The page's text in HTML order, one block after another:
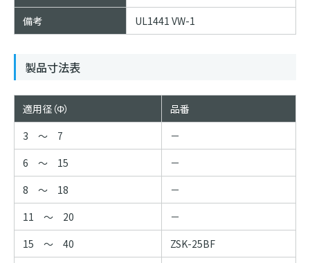
備考
UL1441 VW-1
製品寸法表
適用径（Φ）
品番
3 ～ 7
－
6 ～ 15
－
8 ～ 18
－
11 ～ 20
－
15 ～ 40
ZSK-25BF